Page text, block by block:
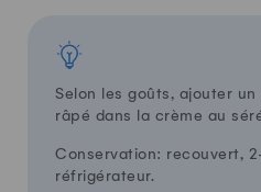
Selon les goûts, ajouter
râpé dans la crème au
Conservation: recouvert,
réfrigérateur.